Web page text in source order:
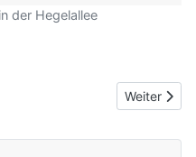
der Hegelallee
des Vereins Nächster
Weiter